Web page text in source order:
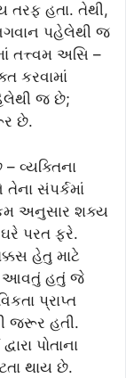
તરફ હતા. તેથી,
પહેલેથી જ
તત્ત્વમ અસિ –
કરવામાં
જ છે;
છે.
વ્યક્તિના
સંપર્કમાં
અનુસાર શક્ય
પરત ફરે.
હેતુ માટે
આવતું હતું જે
પ્રાપ્ત
જરૂર હતી.
પોતાના
થાય છે.